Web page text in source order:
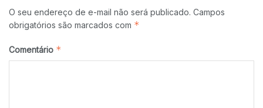
O seu endereço de e-mail não será publicado. Campos
obrigatórios são marcados com *
Comentário *